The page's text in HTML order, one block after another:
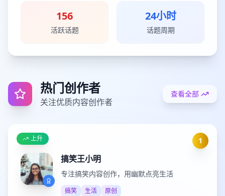
156
活跃话题
24小时
话题周期
热门创作者
关注优质内容创作者
查看全部
1
上升
搞笑王小明
专注搞笑内容创作，用幽默点亮生活
搞笑 生活 原创